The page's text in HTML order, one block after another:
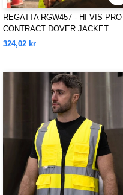
REGATTA RGW457 - HI-VIS PRO
CONTRACT DOVER JACKET
324,02 kr